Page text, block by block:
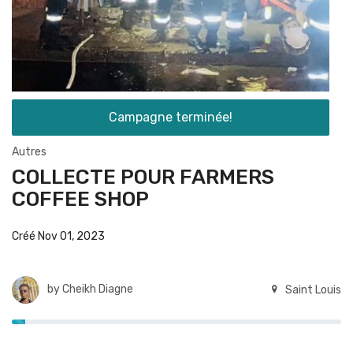
Campagne terminée!
Autres
COLLECTE POUR FARMERS
COFFEE SHOP
Créé Nov 01, 2023
byCheikh Diagne Saint Louis